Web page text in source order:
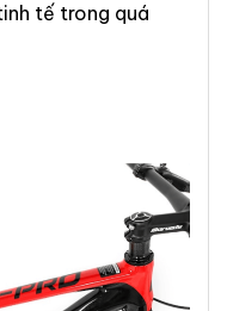
tế trong quá